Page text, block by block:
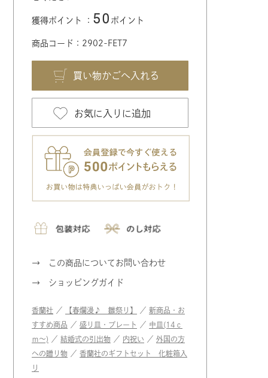
獲得ポイント ： 50 ポイント
商品コード：2902-FET7
お気に入りに追加
この商品についてお問い合わせ
ショッピングガイド
香蘭社 ／ 【春爛漫♪ 雛祭り】 ／ 新商品・お
すすめ商品 ／ 盛り皿・プレート ／ 中皿(14ｃ
ｍ〜) ／ 結婚式の引出物 ／ 内祝い ／ 外国の方
への贈り物 ／ 香蘭社のギフトセット 化粧箱入
り